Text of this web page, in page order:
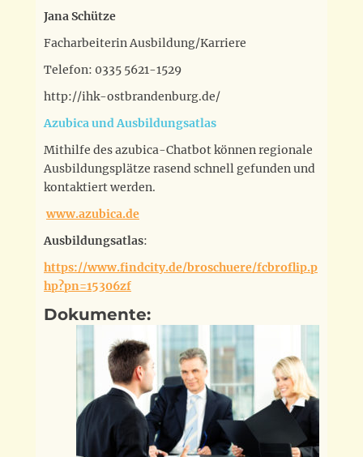
Jana Schütze
Facharbeiterin Ausbildung/Karriere
Telefon: 0335 5621-1529
http://ihk-ostbrandenburg.de/
Azubica und Ausbildungsatlas
Mithilfe des azubica-Chatbot können regionale
Ausbildungsplätze rasend schnell gefunden und
kontaktiert werden.
www.azubica.de
Ausbildungsatlas:
https://www.findcity.de/broschuere/fcbroflip.p
hp?pn=15306zf
Dokumente: